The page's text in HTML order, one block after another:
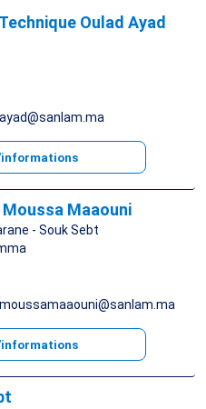
Oulad Ayad
Maaouni
- Souk Sebt